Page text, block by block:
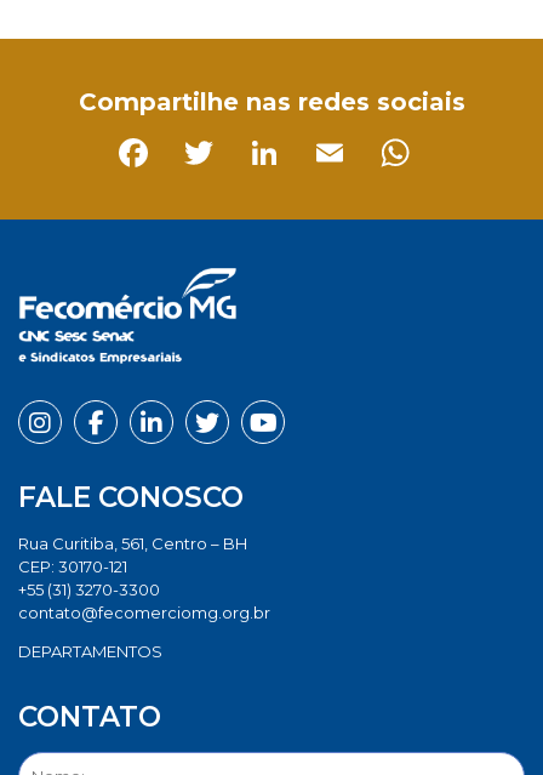
Compartilhe nas redes sociais
FALE CONOSCO
Rua Curitiba, 561, Centro – BH
CEP: 30170-121
+55 (31) 3270-3300
contato@fecomerciomg.org.br
DEPARTAMENTOS
CONTATO